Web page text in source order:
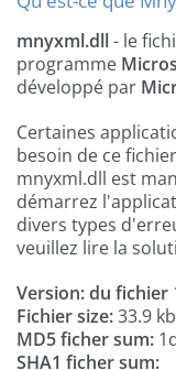
mnyxml.dll- le
programme
développé par
Certaines
besoin de ce
mnyxml.dll est
démarrez
divers types
veuillez lire la
Version: du fichier
Fichier size:33.9 kb
MD5 ficher sum:
SHA1 ficher sum: